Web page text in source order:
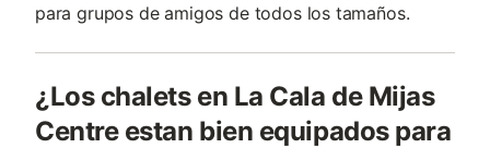
para grupos de amigos de todos los tamaños.
¿Los chalets en La Cala de Mijas
Centre estan bien equipados para